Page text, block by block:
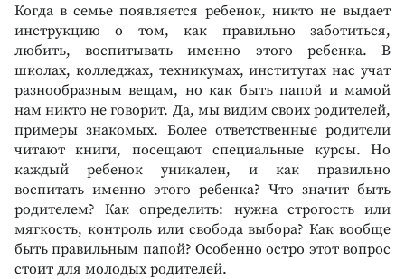
Когда в семье появляется ребенок, никто не выдает
инструкцию о том, как правильно заботиться,
любить, воспитывать именно этого ребенка. В
школах, колледжах, техникумах, институтах нас учат
разнообразным вещам, но как быть папой и мамой
нам никто не говорит. Да, мы видим своих родителей,
примеры знакомых. Более ответственные родители
читают книги, посещают специальные курсы. Но
каждый ребенок уникален, и как правильно
воспитать именно этого ребенка? Что значит быть
родителем? Как определить: нужна строгость или
мягкость, контроль или свобода выбора? Как вообще
быть правильным папой? Особенно остро этот вопрос
стоит для молодых родителей.